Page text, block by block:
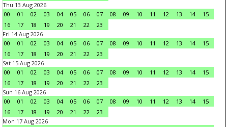
Thu 13 Aug 2026
00
01 02 03 04 05 06 07 08 09 10 11 12 13 14
15
16
17 18 19 20 21 22
23
Fri 14 Aug 2026
00
01 02 03 04 05 06 07 08 09 10 11 12 13 14
15
16
17 18 19 20 21 22
23
Sat 15 Aug 2026
00
01 02 03 04 05 06 07 08 09 10 11 12 13 14
15
16
17 18 19 20 21 22
23
Sun 16 Aug 2026
00
01 02 03 04 05 06 07 08 09 10 11 12 13 14
15
16
17 18 19 20 21 22
23
Mon 17 Aug 2026